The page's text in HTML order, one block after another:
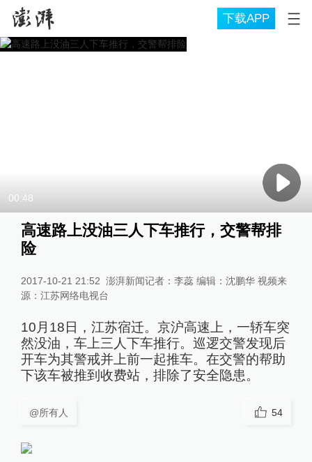
下载APP
00:48
高速路上没油三人下车推行，交警帮排
险
2017-10-21 21:52 澎湃新闻记者：李蕊 编辑：沈鹏华 视频来
源：江苏网络电视台
10月18日，江苏宿迁。京沪高速上，一轿车突
然没油，车上三人下车推行。巡逻交警发现后
开车为其警戒并上前一起推车。在交警的帮助
下该车被推到收费站，排除了安全隐患。
@所有人 54